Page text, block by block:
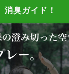
消臭ガイド！